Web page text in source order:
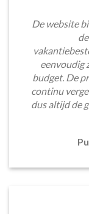
De website
eenvoudig
budget. De
continu
dus altijd de